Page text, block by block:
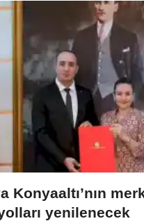
Konyaaltı’nın
yenilenecek